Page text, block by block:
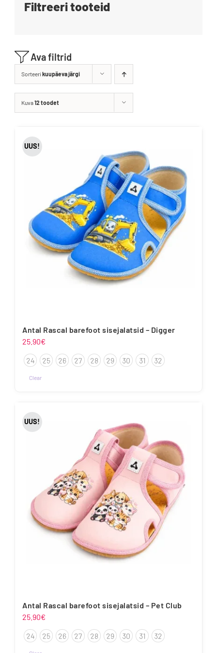
BrändidAva filtrid
Sorteeri kuupäeva järgi
Kuva12 toodet
UUS!
Antal Rascal barefoot sisejalatsid – Digger
25.90€
24 25 26 27 28 29 30 31 32
Clear
on
mitu
tootelehel.
UUS!
Antal Rascal barefoot sisejalatsid – Pet Club
25.90€
24 25 26 27 28 29 30 31 32
Filtreeri tooteid